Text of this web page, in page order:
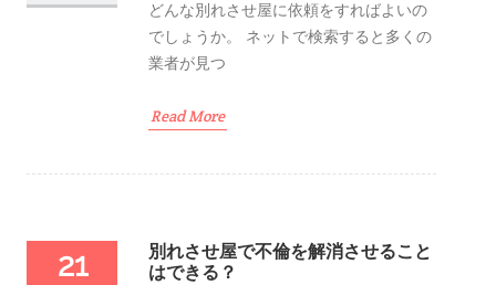
どんな別れさせ屋に依頼をすればよいの
でしょうか。 ネットで検索すると多くの
業者が見つ
Read More
21
別れさせ屋で不倫を解消させること
はできる？